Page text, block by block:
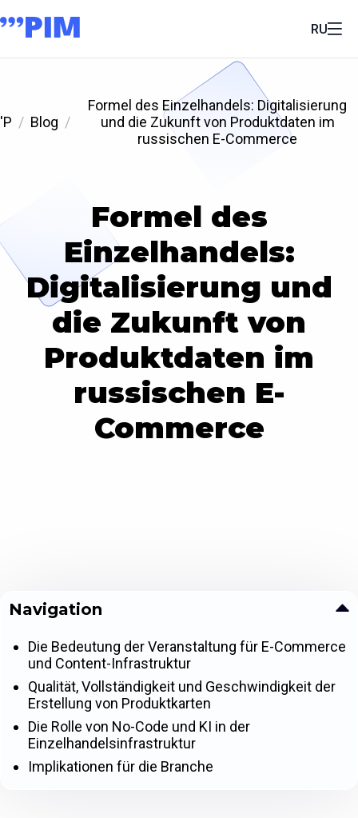
RU
'P Blog
Formel des Einzelhandels: Digitalisierung
und die Zukunft von Produktdaten im
russischen E-Commerce
Formel des
Einzelhandels:
Digitalisierung und
die Zukunft von
Produktdaten im
russischen E-
Commerce
Navigation
Die Bedeutung der Veranstaltung für E-Commerce
und Content-Infrastruktur
Qualität, Vollständigkeit und Geschwindigkeit der
Erstellung von Produktkarten
Die Rolle von No-Code und KI in der
Einzelhandelsinfrastruktur
Implikationen für die Branche